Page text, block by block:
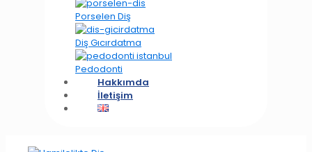
Porselen Diş
Diş Gıcırdatma
Pedodonti
Hakkımda
İletişim